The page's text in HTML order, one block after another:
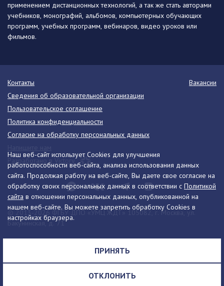
Наш веб-сайт использует Cookies для улучшения
работоспособности веб-сайта, анализа использования данных
сайта. Продолжая работу на веб-сайте, Вы даете свое согласие на
обработку своих персональных данных в соответствии с Политикой
сайта в отношении персональных данных, опубликованной на
нашем веб-сайте. Вы можете запретить обработку Cookies в
настройках браузера.
ПРИНЯТЬ
ОТКЛОНИТЬ
применением дистанционных технологий, а так же стать авторами
учебников, монографий, альбомов, компьютерных обучающих
программ, учебных программ, вебинаров, видео уроков или
фильмов.
© 2013-2026 ФГБУ ДПО «УМЦ ЖДТ» 105082, г. Москва, ул.
Бакунинская, д. 71
Телефон:8 (495) 739-00-30 info@umczdt.ru
схема проезда
Контакты
Вакансии
Сведения об образовательной организации
Пользовательское соглашение
Политика конфиденциальности
Согласие на обработку персональных данных
Разработано в Victory